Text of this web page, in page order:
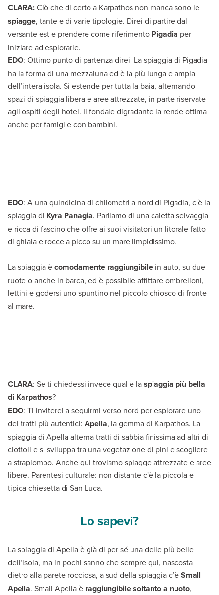
CLARA:Ciò che di certo a Karpathos non manca sono le
spiagge, tante e di varie tipologie. Direi di partire dal
versante est e prendere come riferimento Pigadia per
iniziare ad esplorarle.
EDO: Ottimo punto di partenza direi. La spiaggia di Pigadia
ha la forma di una mezzaluna ed è la più lunga e ampia
dell’intera isola. Si estende per tutta la baia, alternando
spazi di spiaggia libera e aree attrezzate, in parte riservate
agli ospiti degli hotel. Il fondale digradante la rende ottima
anche per famiglie con bambini.
EDO: A una quindicina di chilometri a nord di Pigadia, c’è la
spiaggia di Kyra Panagia. Parliamo di una caletta selvaggia
e ricca di fascino che offre ai suoi visitatori un litorale fatto
di ghiaia e rocce a picco su un mare limpidissimo.
La spiaggia ècomodamente raggiungibile in auto, su due
ruote o anche in barca, ed è possibile affittare ombrelloni,
lettini e godersi uno spuntino nel piccolo chiosco di fronte
al mare.
CLARA: Se ti chiedessi invece qual è laspiaggia più bella
di Karpathos?
EDO: Ti inviterei a seguirmi verso nord per esplorare uno
dei tratti più autentici: Apella, la gemma di Karpathos. La
spiaggia di Apella alterna tratti di sabbia finissima ad altri di
ciottoli e si sviluppa tra una vegetazione di pini e scogliere
a strapiombo. Anche qui troviamo spiagge attrezzate e aree
libere. Parentesi culturale: non distante c'è la piccola e
tipica chiesetta di San Luca.
Lo sapevi?
La spiaggia di Apella è già di per sé una delle più belle
dell’isola, ma in pochi sanno che sempre qui, nascosta
dietro alla parete rocciosa, a sud della spiaggia c’èSmall
Apella. Small Apella è raggiungibile soltanto a nuoto,